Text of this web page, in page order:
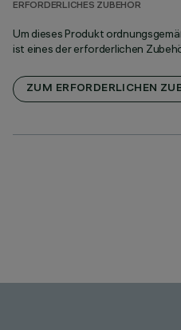
ERFORDERLICHES ZUBEHÖR
Um dieses Produkt
ist eines der erforderlichen
ZUM ERFORDERLICHEN